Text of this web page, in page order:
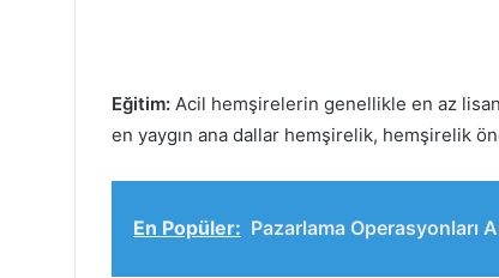
Eğitim: Acil hemşirelerin genellikle en az
en yaygın ana dallar hemşirelik, hemşirelik
En Popüler: Pazarlama Operasyonları